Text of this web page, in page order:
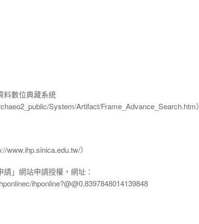
料數位典藏系統
System/Artifact/Frame_Advance_Search.htm）
）
」網站申請授權，網址：
ihponline?@@0.8397848014139848